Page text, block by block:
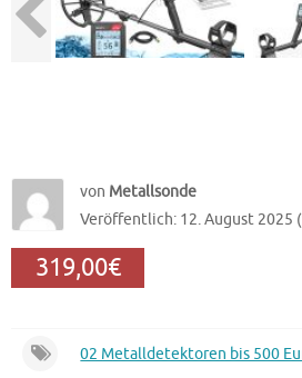
von Metallsonde
Veröffentlich: 12. August 2025
319,00€
02 Metalldetektoren bis 500